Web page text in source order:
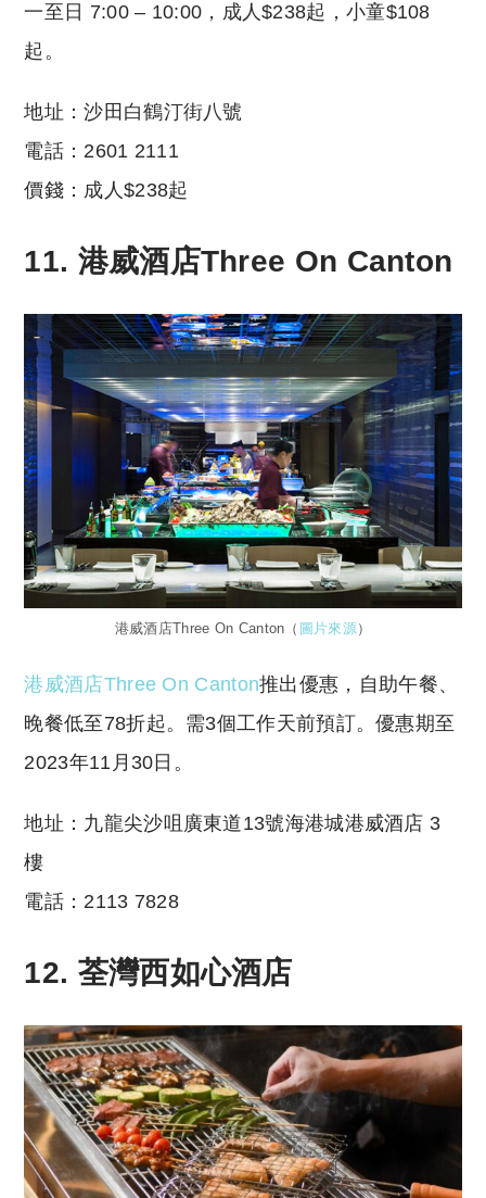
一至日 7:00 – 10:00，成人$238起，小童$108
起。
地址：沙田白鶴汀街八號
電話：2601 2111
價錢：成人$238起
11. 港威酒店Three On Canton
港威酒店Three On Canton（ 圖片來源）
港威酒店Three On Canton推出優惠，自助午餐、
晚餐低至78折起。需3個工作天前預訂。優惠期至
2023年11月30日。
地址：九龍尖沙咀廣東道13號海港城港威酒店 3
樓
電話：2113 7828
12. 荃灣西如心酒店